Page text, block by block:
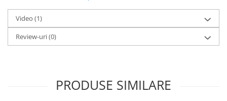
Video (1)
Review-uri(0)
PRODUSE SIMILARE